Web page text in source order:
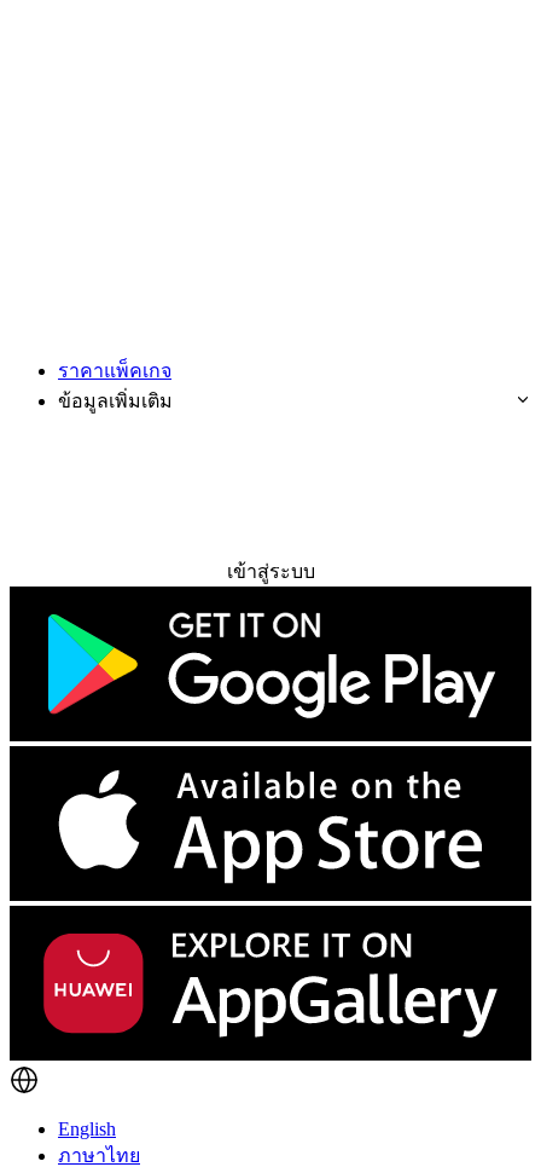
ราคาแพ็คเกจ
ข้อมูลเพิ่มเติม
เข้าสู่ระบบ
English
ภาษาไทย